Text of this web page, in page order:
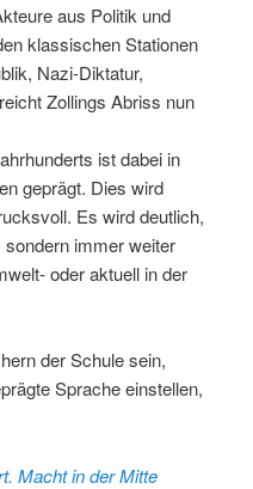
aus Politik und
klassischen Stationen
Nazi-Diktatur,
Zollings Abriss nun
ist dabei in
geprägt. Dies wird
Es wird deutlich,
immer weiter
oder aktuell in der
der Schule sein,
Sprache einstellen,
Macht in der Mitte